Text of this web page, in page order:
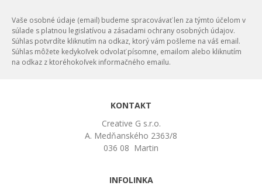
Vaše osobné údaje (email) budeme spracovávať len za týmto účelom v
súlade s platnou legislatívou a zásadami ochrany osobných údajov.
Súhlas potvrdíte kliknutím na odkaz, ktorý vám pošleme na váš email.
Súhlas môžete kedykoľvek odvolať písomne, emailom alebo kliknutím
na odkaz z ktoréhokoľvek informačného emailu.
KONTAKT
Creative G s.r.o.
A. Medňanského 2363/8
036 08 Martin
INFOLINKA